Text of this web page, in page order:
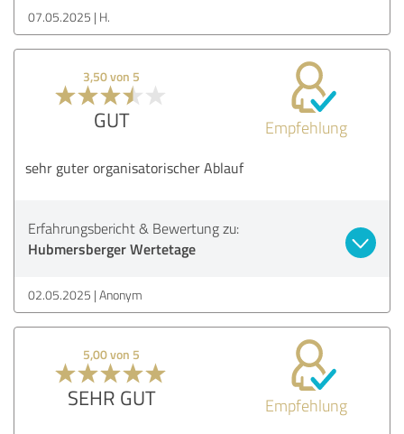
07.05.2025 H.
3,50 von 5
GUT Empfehlung
sehr guter organisatorischer Ablauf
Erfahrungsbericht & Bewertung zu:
Hubmersberger Wertetage
02.05.2025 Anonym
5,00 von 5
SEHR GUT Empfehlung